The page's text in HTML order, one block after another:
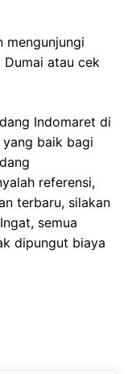
mengunjungi
atau cek
Indomaret di
yang baik bagi
referensi,
terbaru, silakan
semua
dipungut biaya